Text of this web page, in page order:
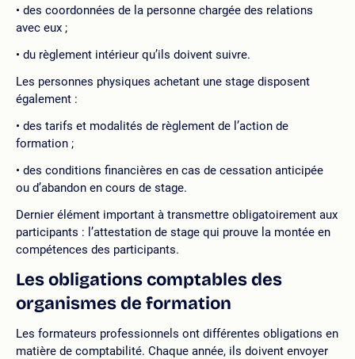
des coordonnées de la personne chargée des relations
avec eux ;
du règlement intérieur qu’ils doivent suivre.
Les personnes physiques achetant une stage disposent
également :
des tarifs et modalités de règlement de l’action de
formation ;
des conditions financières en cas de cessation anticipée
ou d’abandon en cours de stage.
Dernier élément important à transmettre obligatoirement aux
participants : l’attestation de stage qui prouve la montée en
compétences des participants.
Les obligations comptables des
organismes de formation
Les formateurs professionnels ont différentes obligations en
matière de comptabilité. Chaque année, ils doivent envoyer